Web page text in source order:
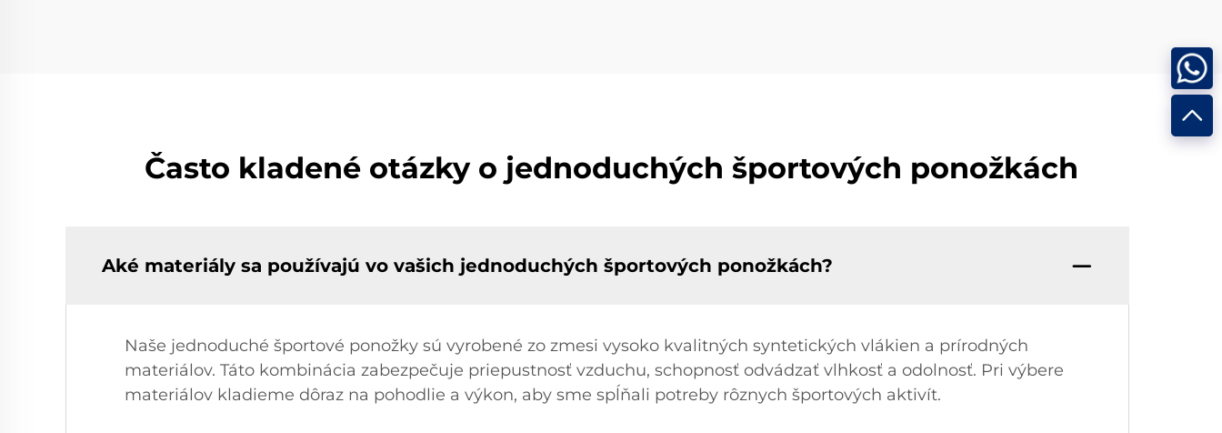
Často kladené otázky o jednoduchých športových ponožkách
Aké materiály sa používajú vo vašich jednoduchých športových ponožkách?
Naše jednoduché športové ponožky sú vyrobené zo zmesi vysoko kvalitných syntetických vlákien a prírodných
materiálov. Táto kombinácia zabezpečuje priepustnosť vzduchu, schopnosť odvádzať vlhkosť a odolnosť. Pri výbere
materiálov kladieme dôraz na pohodlie a výkon, aby sme spĺňali potreby rôznych športových aktivít.